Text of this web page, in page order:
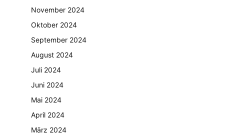
November 2024
Oktober 2024
September 2024
August 2024
Juli 2024
Juni 2024
Mai 2024
April 2024
März 2024